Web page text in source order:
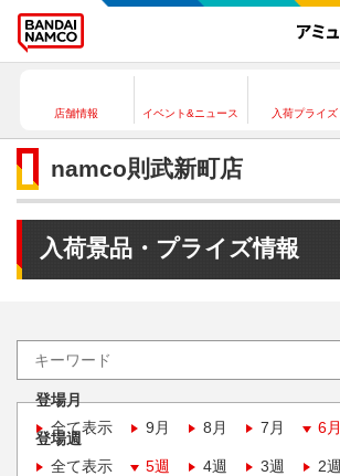
店舗情報 イベント&ニュース 入荷プライズ
namco則武新町店
入荷景品・プライズ情報
登場月
全て表示
9月 8月 7月 6月
登場週
全て表示
5週 4週 3週 2週